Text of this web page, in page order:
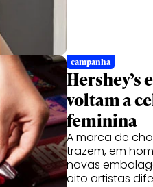
campanha
Hershey’s
voltam a
feminina
A marca de
trazem, em
novas
oito artistas